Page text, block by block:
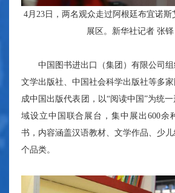
4月23日，两名观众走过阿根廷布宜诺斯
展区。新华社记者 张
中国图书进出口（集团）有限公司
文学出版社、中国社会科学出版社等多
成中国出版代表团，以“阅读中国”为统
域设立中国联合展台，集中展出600余
书，内容涵盖汉语教材、文学作品、少
个品类。